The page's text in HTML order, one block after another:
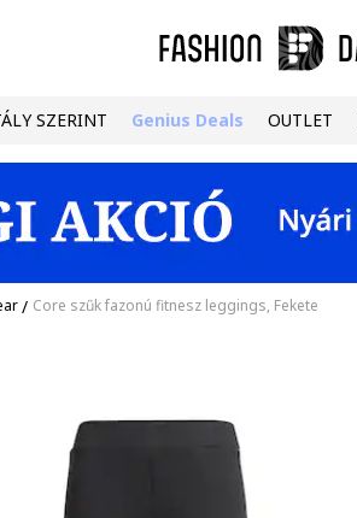
SZERINT Genius Deals OUTLET
/ Core szűk fazonú fitnesz leggings, Fekete